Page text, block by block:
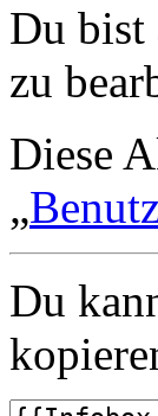
Du bist
zu
Diese
„
Du